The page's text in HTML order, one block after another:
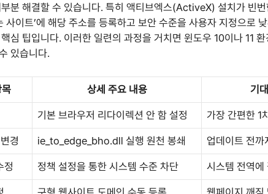
분 해결할 수 있습니다. 특히 액티브엑스(ActiveX) 설치가 빈
사이트’에 해당 주소를 등록하고 보안 수준을 사용자 지정으로
심 팁입니다. 이러한 일련의 과정을 거치면 윈도우 10이나 11
있습니다.
상세 주요 내용 기
기본 브라우저 리다이렉션 안 함 설정 가장 간편한 1
경 ie_to_edge_bho.dll 실행 원천 봉쇄 업데이트 전까
정 정책 설정을 통한 시스템 수준 차단 시스템 전역에